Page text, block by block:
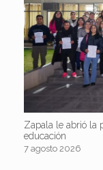
Zapala le abrió la
educación
7 agosto 2026